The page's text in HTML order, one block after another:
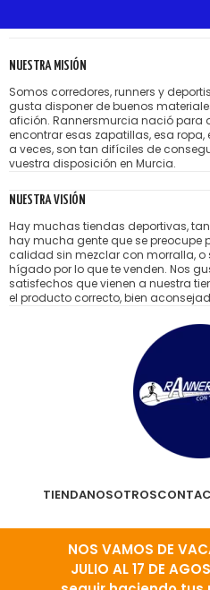
NOS VAMOS DE
JULIO AL 17 DE
NUESTRA MISIÓN
Somos corredores, runners y
gusta disponer de buenos
afición. Rannersmurcia nació para
encontrar esas zapatillas, esa
a veces, son tan difíciles de
vuestra disposición en Murcia.
NUESTRA VISIÓN
Hay muchas tiendas deportivas,
hay mucha gente que se preocupe
calidad sin mezclar con morralla, o
hígado por lo que te venden. Nos
satisfechos que vienen a nuestra
el producto correcto, bien
TIENDANOSOTROS
PRIVACIDAD Y COOKIES